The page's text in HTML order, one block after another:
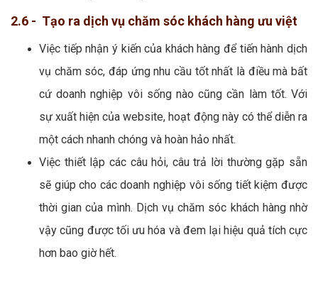
2.6 - Tạo ra dịch vụ chăm sóc khách hàng ưu việt
Việc tiếp nhận ý kiến của khách hàng để tiến hành dịch
vụ chăm sóc, đáp ứng nhu cầu tốt nhất là điều mà bất
cứ doanh nghiệp vôi sống nào cũng cần làm tốt. Với
sự xuất hiện của website, hoạt động này có thể diễn ra
một cách nhanh chóng và hoàn hảo nhất.
Việc thiết lập các câu hỏi, câu trả lời thường gặp sẵn
sẽ giúp cho các doanh nghiệp vôi sống tiết kiệm được
thời gian của mình. Dịch vụ chăm sóc khách hàng nhờ
vậy cũng được tối ưu hóa và đem lại hiệu quả tích cực
hơn bao giờ hết.